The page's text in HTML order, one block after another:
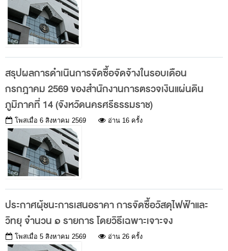
การป้องกันการทุจริต
การส่งเสริมความโปร่งใส
การเปิดโอกาสให้เกิดการมีส่วนร่วม
การขับเคลื่อนจริยธรรม
รายงานผลการปฏิบัติงานประจำปี
รายงานผลการดำเนินงานของ สตง.
แผน/ผลการปฏิบัติงานและการใช้จ่าย
แผนพัฒนาทรัพยากรบุคคล
รายงานการรับทรัพย์สินหรือประโยชน์อื่นใดโดย
ธรรมจรรยา
รายงานของผู้สอบบัญชีและรายงานการเงินของ สตง.
รายงานผลตามนโยบาย No Gift Policy
คลังความรู้
กฎหมายที่เกี่ยวข้อง
สรุปผลการดำเนินการจัดซื้อจัดจ้างในรอบเดือน
กรกฎาคม 2569 ของสำนักงานการตรวจเงินแผ่นดิน
ภูมิภาคที่ 14 (จังหวัดนครศรีธรรมราช)
โพสเมื่อ 6 สิงหาคม 2569 อ่าน 16 ครั้ง
ประกาศผุ้ชนะการเสนอราคา การจัดซื้อวัสดุไฟฟ้าและ
วิทยุ จำนวน ๑ รายการ โดยวิธีเฉพาะเจาะจง
โพสเมื่อ 5 สิงหาคม 2569 อ่าน 26 ครั้ง